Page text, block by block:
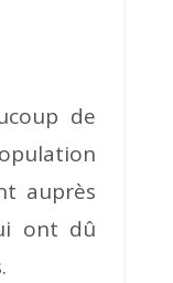
de
auprès
ont dû